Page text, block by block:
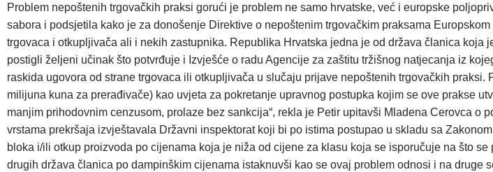
Problem nepoštenih trgovačkih praksi gorući je problem ne samo hrvatske, već i europske
sabora i podsjetila kako je za donošenje Direktive o nepoštenim trgovačkim praksama
trgovaca i otkupljivača ali i nekih zastupnika. Republika Hrvatska jedna je od država članica
postigli željeni učinak što potvrđuje i Izvješće o radu Agencije za zaštitu tržišnog natjecanja iz
raskida ugovora od strane trgovaca ili otkupljivača u slučaju prijave nepoštenih trgovačkih
milijuna kuna za prerađivače) kao uvjeta za pokretanje upravnog postupka kojim se ove prakse
manjim prihodovnim cenzusom, prolaze bez sankcija“, rekla je Petir upitavši Mladena Cerovca
vrstama prekršaja izvještavala Državni inspektorat koji bi po istima postupao u skladu sa
bloka i/ili otkup proizvoda po cijenama koja je niža od cijene za klasu koja se isporučuje na što
drugih država članica po dampinškim cijenama istaknuvši kao se ovaj problem odnosi i na